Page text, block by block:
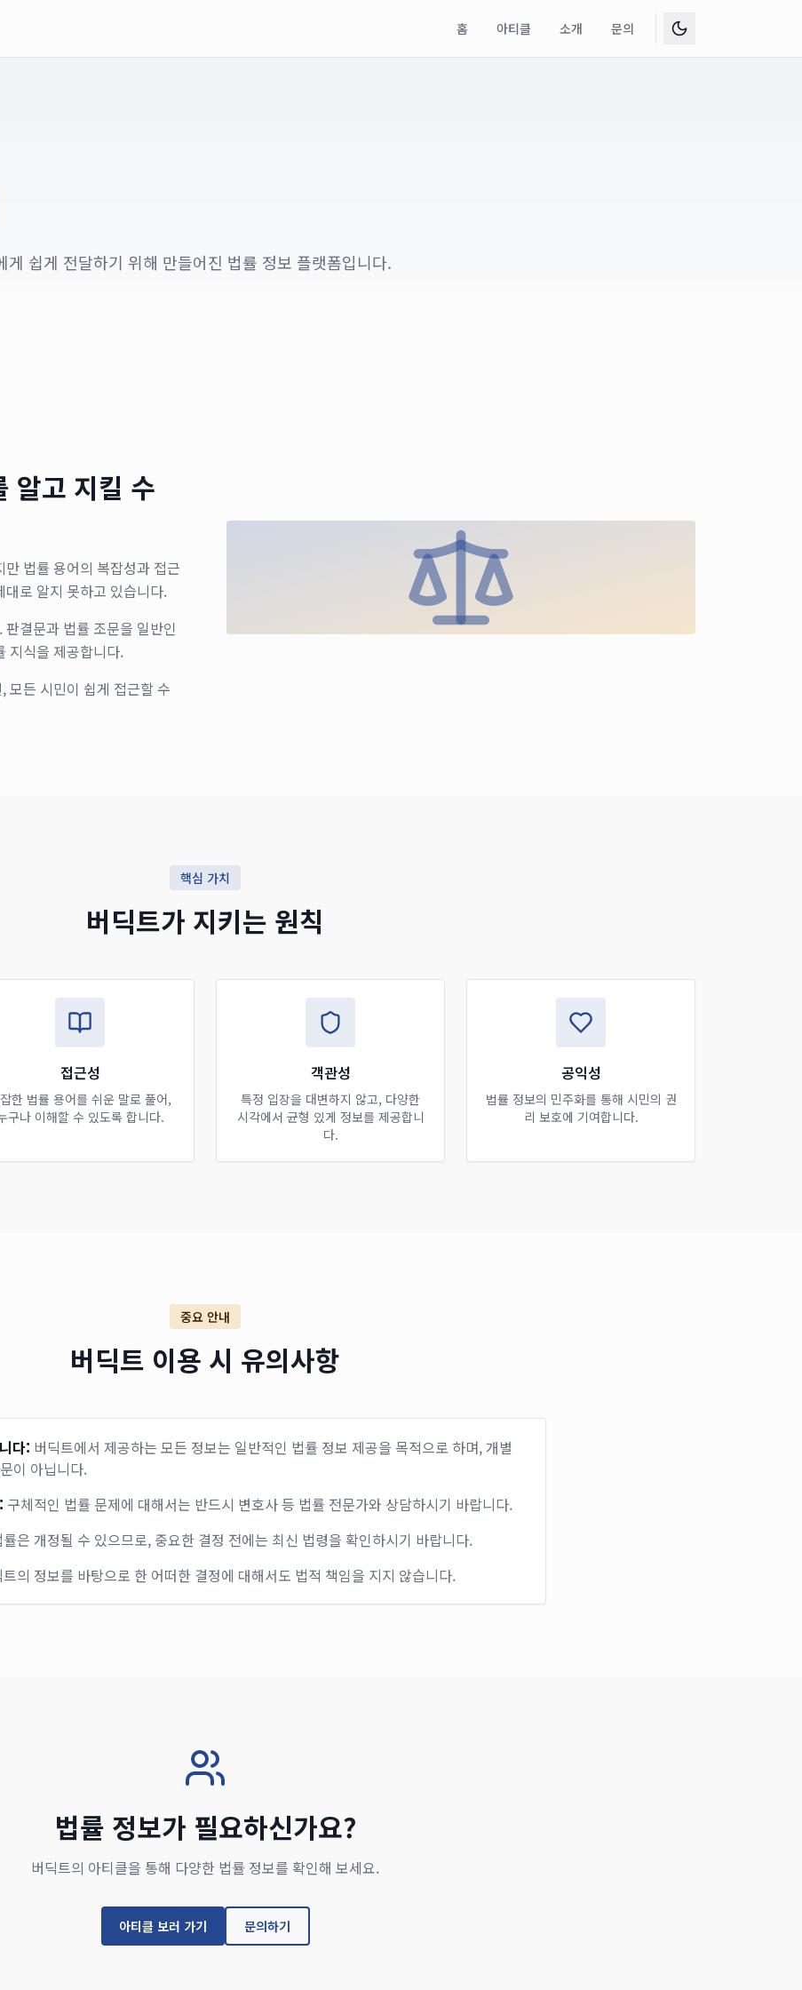
홈 아티클 소개 문의
쉽게 전달하기 위해 만들어진 법률 정보 플랫폼입니다.
알고 지킬 수
법률 용어의 복잡성과 접근
로 알지 못하고 있습니다.
결문과 법률 조문을 일반인
지식을 제공합니다.
모든 시민이 쉽게 접근할 수
핵심 가치
버딕트가 지키는 원칙
접근성
한 법률 용어를 쉬운 말로 풀어,
구나 이해할 수 있도록 합니다.
객관성
특정 입장을 대변하지 않고, 다양한
시각에서 균형 있게 정보를 제공합니
다.
공익성
법률 정보의 민주화를 통해 시민의 권
리 보호에 기여합니다.
중요 안내
버딕트 이용 시 유의사항
다: 버딕트에서 제공하는 모든 정보는 일반적인 법률 정보 제공을 목적으로 하며, 개별
이 아닙니다.
구체적인 법률 문제에 대해서는 반드시 변호사 등 법률 전문가와 상담하시기 바랍니다.
률은 개정될 수 있으므로, 중요한 결정 전에는 최신 법령을 확인하시기 바랍니다.
트의 정보를 바탕으로 한 어떠한 결정에 대해서도 법적 책임을 지지 않습니다.
법률 정보가 필요하신가요?
버딕트의 아티클을 통해 다양한 법률 정보를 확인해 보세요.
아티클 보러 가기 문의하기